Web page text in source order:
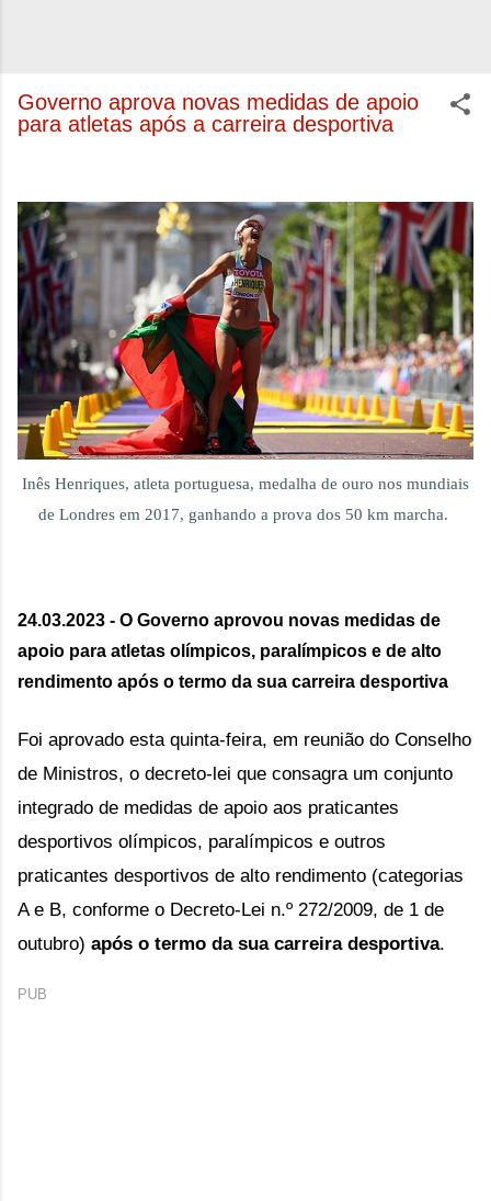
Governo aprova novas medidas de apoio
para atletas após a carreira desportiva
Inês Henriques, atleta portuguesa, medalha de ouro nos mundiais
de Londres em 2017, ganhando a prova dos 50 km marcha.
24.03.2023 - O Governo aprovou novas medidas de
apoio para atletas olímpicos, paralímpicos e de alto
rendimento após o termo da sua carreira desportiva
Foi aprovado esta quinta-feira, em reunião do Conselho
de Ministros, o decreto-lei que consagra um conjunto
integrado de medidas de apoio aos praticantes
desportivos olímpicos, paralímpicos e outros
praticantes desportivos de alto rendimento (categorias
A e B, conforme o Decreto-Lei n.º 272/2009, de 1 de
outubro) após o termo da sua carreira desportiva.
PUB